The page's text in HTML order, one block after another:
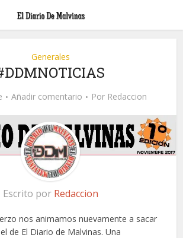
Generales
Añadir comentario Por Redaccion
Escrito por Redaccion
nos animamos nuevamente a sacar
de El Diario de Malvinas. Una